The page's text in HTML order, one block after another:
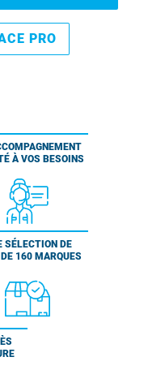
PRO
À VOS BESOINS
SÉLECTION DE
160 MARQUES